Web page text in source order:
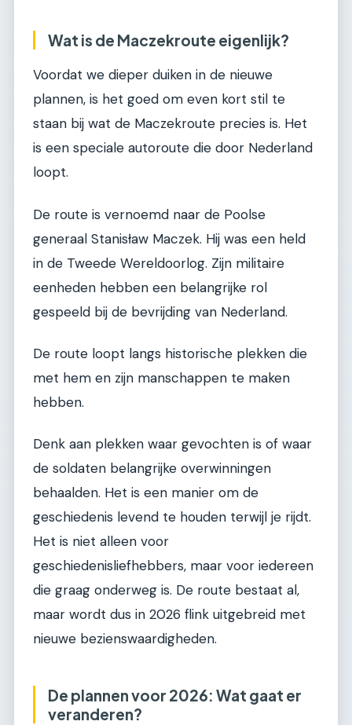
Wat is de Maczekroute eigenlijk?
Voordat we dieper duiken in de nieuwe
plannen, is het goed om even kort stil te
staan bij wat de Maczekroute precies is. Het
is een speciale autoroute die door Nederland
loopt.
De route is vernoemd naar de Poolse
generaal Stanisław Maczek. Hij was een held
in de Tweede Wereldoorlog. Zijn militaire
eenheden hebben een belangrijke rol
gespeeld bij de bevrijding van Nederland.
De route loopt langs historische plekken die
met hem en zijn manschappen te maken
hebben.
Denk aan plekken waar gevochten is of waar
de soldaten belangrijke overwinningen
behaalden. Het is een manier om de
geschiedenis levend te houden terwijl je rijdt.
Het is niet alleen voor
geschiedenisliefhebbers, maar voor iedereen
die graag onderweg is. De route bestaat al,
maar wordt dus in 2026 flink uitgebreid met
nieuwe bezienswaardigheden.
De plannen voor 2026: Wat gaat er
veranderen?